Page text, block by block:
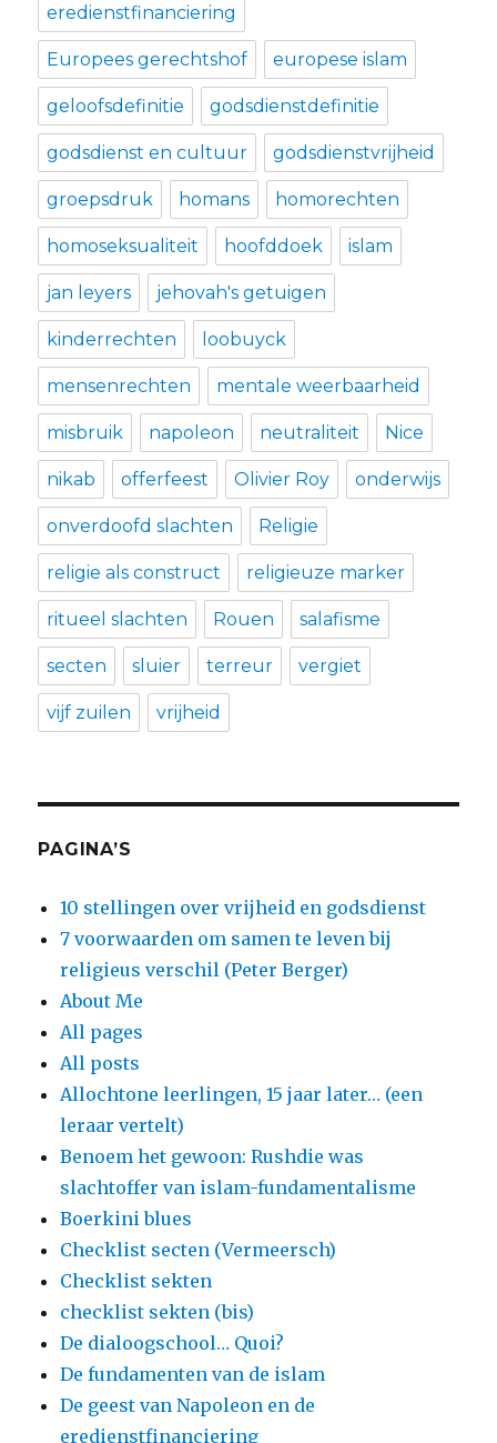
eredienstfinanciering
Europees gerechtshof europese islam
geloofsdefinitie godsdienstdefinitie
godsdienst en cultuur godsdienstvrijheid
groepsdruk homans homorechten
homoseksualiteit hoofddoek islam
jan leyers jehovah's getuigen
kinderrechten loobuyck
mensenrechten mentale weerbaarheid
misbruik napoleon neutraliteit Nice
nikab offerfeest Olivier Roy onderwijs
onverdoofd slachten Religie
religie als construct religieuze marker
ritueel slachten Rouen salafisme
secten sluier terreur vergiet
vijf zuilen vrijheid
PAGINA’S
10 stellingen over vrijheid en godsdienst
7 voorwaarden om samen te leven bij
religieus verschil (Peter Berger)
About Me
All pages
All posts
Allochtone leerlingen, 15 jaar later… (een
leraar vertelt)
Benoem het gewoon: Rushdie was
slachtoffer van islam-fundamentalisme
Boerkini blues
Checklist secten (Vermeersch)
Checklist sekten
checklist sekten (bis)
De dialoogschool… Quoi?
De fundamenten van de islam
De geest van Napoleon en de
eredienstfinanciering